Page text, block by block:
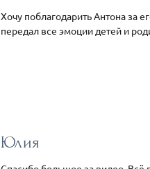
Хочу поблагодарить Антона за
передал все эмоции детей и
Юлия